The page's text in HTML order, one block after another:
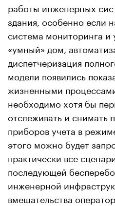
работы инженерных
здания, особенно если
система мониторинга и
«умный» дом,
диспетчеризация
модели появились
жизненными
необходимо хотя бы
отслеживать и снимать
приборов учета в
этого можно будет
практически все
последующей
инженерной
вмешательства